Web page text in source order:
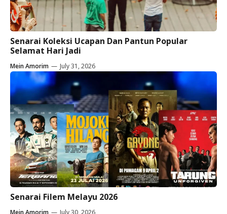
Senarai Koleksi Ucapan Dan Pantun Popular
Selamat Hari Jadi
Mein Amorim — July 31, 2026
Senarai Filem Melayu 2026